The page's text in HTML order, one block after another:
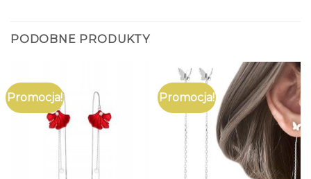
PODOBNE PRODUKTY
Promocja! Promocja!